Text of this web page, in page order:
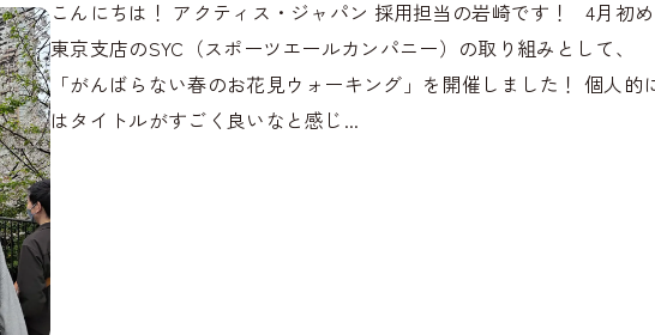
こんにちは！ アクティス・ジャパン 採用担当の岩崎です！ 4月初
東京支店のSYC（スポーツエールカンパニー）の取り組みとして、
「がんばらない春のお花見ウォーキング」を開催しました！ 個人的
はタイトルがすごく良いなと感じ...